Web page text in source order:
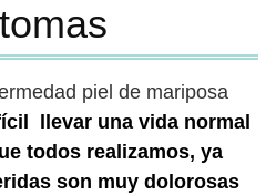
piel de mariposa
llevar una vida normal
todos realizamos, ya
son muy dolorosas